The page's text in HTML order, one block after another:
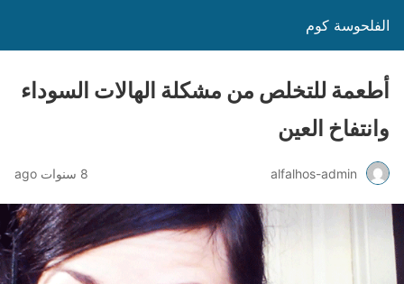
الفلحوسة كوم
أطعمة للتخلص من مشكلة الهالات السوداء
وانتفاخ العين
alfalhos-admin 8 سنوات ago